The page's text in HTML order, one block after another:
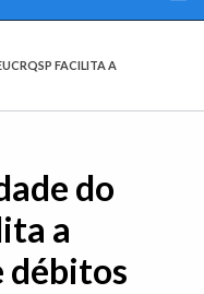
FACILITA A
do
a
débitos